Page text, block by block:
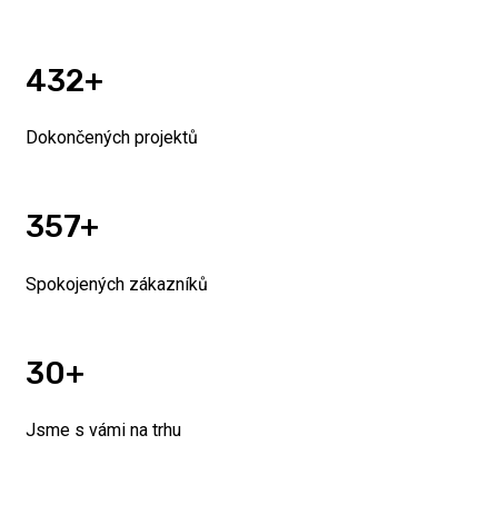
NAŠE
432
Dokončených projektů
357
Spokojených zákazníků
30
Jsme s vámi na trhu